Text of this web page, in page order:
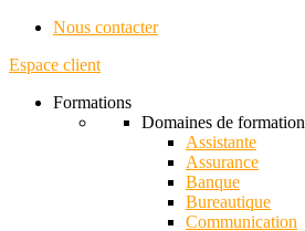
Nous contacter
Espace client
Formations
Domaines de formation
Assistante
Assurance
Banque
Bureautique
Communication